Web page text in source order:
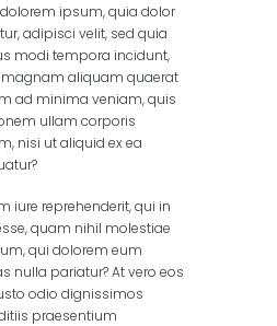
ipsum, quia dolor
adipisci velit, sed quia
modi tempora incidunt,
magnam aliquam quaerat
ad minima veniam, quis
ullam corporis
nisi ut aliquid ex ea
iure reprehenderit, qui in
quam nihil molestiae
qui dolorem eum
nulla pariatur? At vero eos
odio dignissimos
praesentium